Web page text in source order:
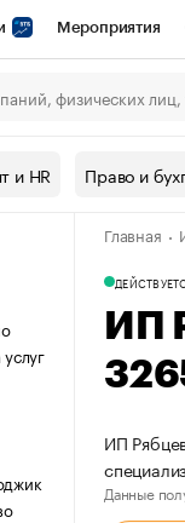
Мероприятия
СПб
Рынок наличной
и HR Право и
Главная
ДЕЙСТВУЕТ
ИП
ИП
Данные